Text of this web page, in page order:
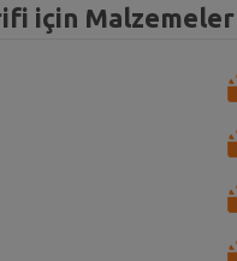
için Malzemeler